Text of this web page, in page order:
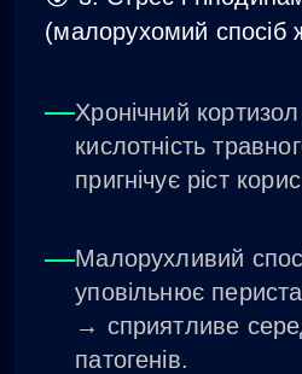
(малорухомий спосіб
Хронічний
кислотність
пригнічує ріст
Малорухливий
уповільнює
→ сприятливе
патогенів.